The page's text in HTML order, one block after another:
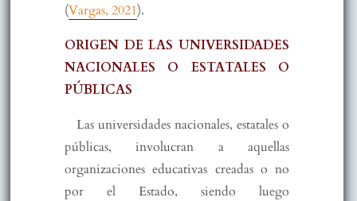
(Vargas, 2021).
ORIGEN DE LAS UNIVERSIDADES
NACIONALES O ESTATALES O
PÚBLICAS
Las universidades nacionales, estatales o
públicas, involucran a aquellas
organizaciones educativas creadas o no
por el Estado, siendo luego